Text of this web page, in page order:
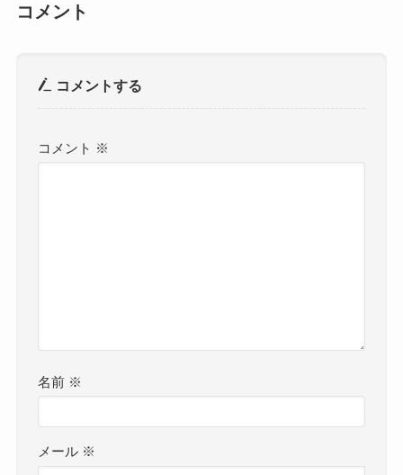
コメント
コメントする
コメント ※
名前 ※
メール ※